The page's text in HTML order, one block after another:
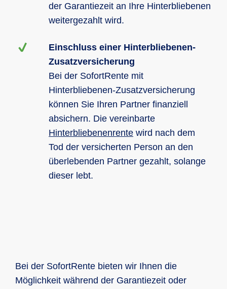
der Garantiezeit an Ihre Hinterbliebenen
weitergezahlt wird.
Einschluss einer Hinterbliebenen-
Zusatzversicherung
Bei der SofortRente mit
Hinterbliebenen-Zusatzversicherung
können Sie Ihren Partner finanziell
absichern. Die vereinbarte
Hinterbliebenenrente wird nach dem
Tod der versicherten Person an den
überlebenden Partner gezahlt, solange
dieser lebt.
Bei der SofortRente bieten wir Ihnen die
Möglichkeit während der Garantiezeit oder